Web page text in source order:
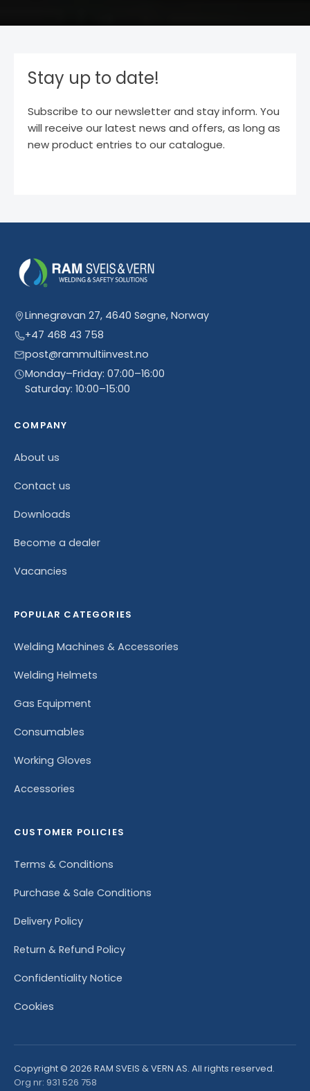
Stay up to date!
Subscribe to our newsletter and stay inform. You
will receive our latest news and offers, as long as
new product entries to our catalogue.
Linnegrøvan 27, 4640 Søgne, Norway
+47 468 43 758
post@rammultiinvest.no
Monday–Friday: 07:00–16:00
Saturday: 10:00–15:00
COMPANY
About us
Contact us
Downloads
Become a dealer
Vacancies
POPULAR CATEGORIES
Welding Machines & Accessories
Welding Helmets
Gas Equipment
Consumables
Working Gloves
Accessories
CUSTOMER POLICIES
Terms & Conditions
Purchase & Sale Conditions
Delivery Policy
Return & Refund Policy
Confidentiality Notice
Cookies
Copyright © 2026 RAM SVEIS & VERN AS. All rights reserved.
Org nr: 931 526 758